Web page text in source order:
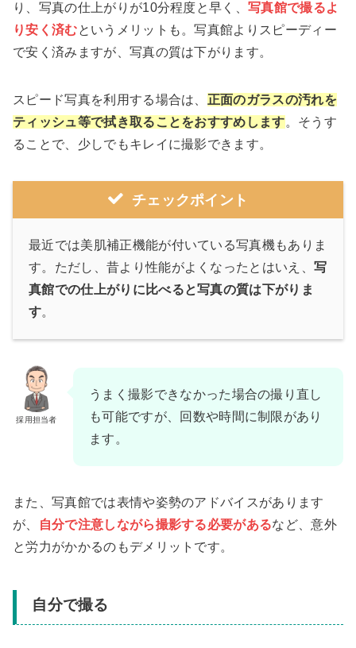
り、写真の仕上がりが10分程度と早く、写真館で撮るよ
り安く済むというメリットも。写真館よりスピーディー
で安く済みますが、写真の質は下がります。
スピード写真を利用する場合は、 正面のガラスの汚れを
ティッシュ等で拭き取ることをおすすめします。そうす
ることで、少しでもキレイに撮影できます。
チェックポイント
最近では美肌補正機能が付いている写真機もありま
す。ただし、昔より性能がよくなったとはいえ、写
真館での仕上がりに比べると写真の質は下がりま
す。
採用担当者
うまく撮影できなかった場合の撮り直し
も可能ですが、回数や時間に制限があり
ます。
また、写真館では表情や姿勢のアドバイスがあります
が、
自分で注意しながら撮影する必要があるなど、意外
と労力がかかるのもデメリットです。
自分で撮る